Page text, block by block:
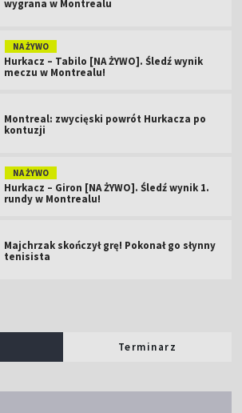
wygrana w Montrealu
NA ŻYWO
Hurkacz – Tabilo [NA ŻYWO]. Śledź wynik
meczu w Montrealu!
Montreal: zwycięski powrót Hurkacza po
kontuzji
NA ŻYWO
Hurkacz – Giron [NA ŻYWO]. Śledź wynik 1.
rundy w Montrealu!
Majchrzak skończył grę! Pokonał go słynny
tenisista
Terminarz